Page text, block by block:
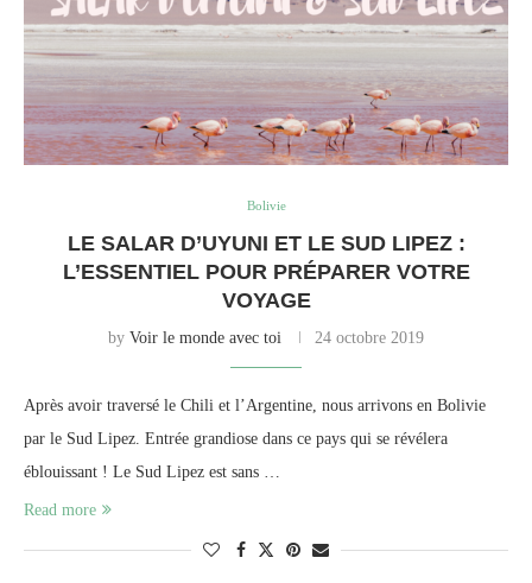
Bolivie
LE SALAR D’UYUNI ET LE SUD LIPEZ :
L’ESSENTIEL POUR PRÉPARER VOTRE
VOYAGE
by Voir le monde avec toi 24 octobre 2019
Après avoir traversé le Chili et l’Argentine, nous arrivons en Bolivie
par le Sud Lipez. Entrée grandiose dans ce pays qui se révélera
éblouissant ! Le Sud Lipez est sans …
Read more